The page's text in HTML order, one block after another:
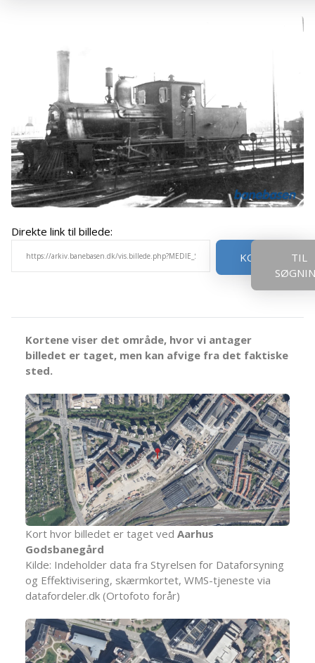
Direkte link til billede:
KOPIER
TIL
Kortene viser det område, hvor vi antager
billedet er taget, men kan afvige fra det faktiske
sted.
Kort hvor billedet er taget ved Aarhus
Godsbanegård
Kilde: Indeholder data fra Styrelsen for Dataforsyning
og Effektivisering, skærmkortet, WMS-tjeneste via
datafordeler.dk (Ortofoto forår)